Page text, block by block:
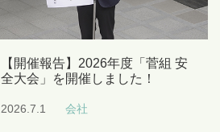
【開催報告】2026年度「菅組 安
全大会」を開催しました！
2026.7.1 会社